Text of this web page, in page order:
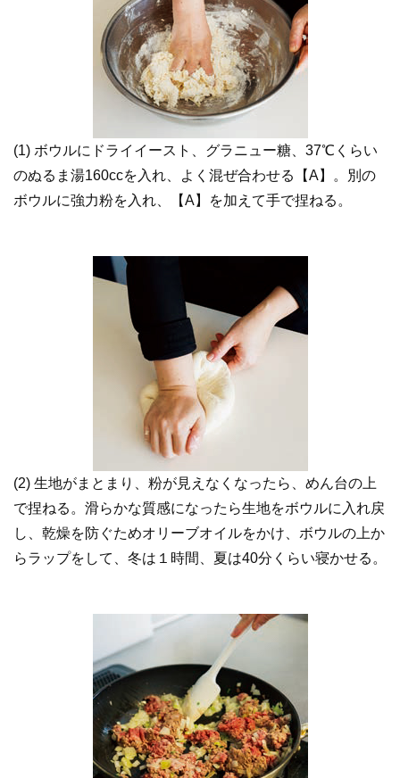
(1) ボウルにドライイースト、グラニュー糖、37℃くらい
のぬるま湯160ccを入れ、よく混ぜ合わせる【A】。別の
ボウルに強力粉を入れ、【A】を加えて手で捏ねる。
(2) 生地がまとまり、粉が見えなくなったら、めん台の上
で捏ねる。滑らかな質感になったら生地をボウルに入れ戻
し、乾燥を防ぐためオリーブオイルをかけ、ボウルの上か
らラップをして、冬は１時間、夏は40分くらい寝かせる。